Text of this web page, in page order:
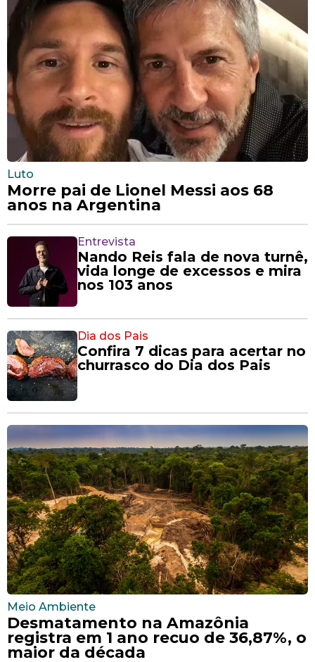
Luto
Morre pai de Lionel Messi aos 68
anos na Argentina
Entrevista
Nando Reis fala de nova turnê,
vida longe de excessos e mira
nos 103 anos
Dia dos Pais
Confira 7 dicas para acertar no
churrasco do Dia dos Pais
Meio Ambiente
Desmatamento na Amazônia
registra em 1 ano recuo de 36,87%, o
maior da década